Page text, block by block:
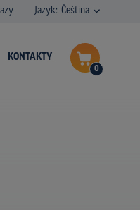
Jazyk: Čeština
0
KONTAKTY